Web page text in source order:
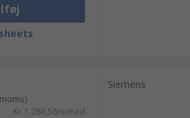
Kr. 1.286,56/enhed
Siemens